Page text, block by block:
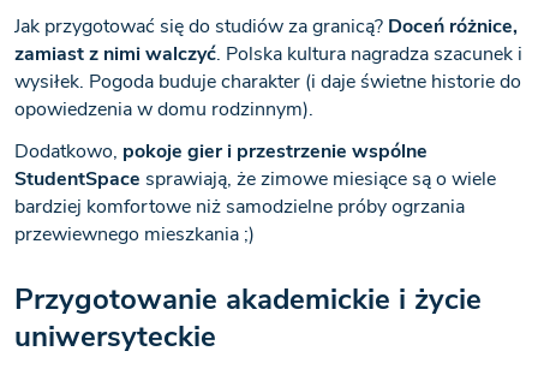
Jak przygotować się do studiów za granicą? Doceń różnice,
zamiast z nimi walczyć. Polska kultura nagradza szacunek i
wysiłek. Pogoda buduje charakter (i daje świetne historie do
opowiedzenia w domu rodzinnym).
Dodatkowo, pokoje gier i przestrzenie wspólne
StudentSpace sprawiają, że zimowe miesiące są o wiele
bardziej komfortowe niż samodzielne próby ogrzania
przewiewnego mieszkania ;)
Przygotowanie akademickie i życie
uniwersyteckie